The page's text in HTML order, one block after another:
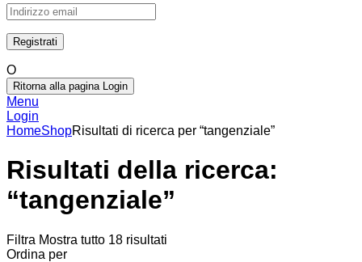
O
Ritorna alla pagina Login
Menu
Login
HomeShopRisultati di ricerca per “tangenziale”
Risultati della ricerca:
“tangenziale”
Filtra Mostra tutto 18 risultati
Ordina per